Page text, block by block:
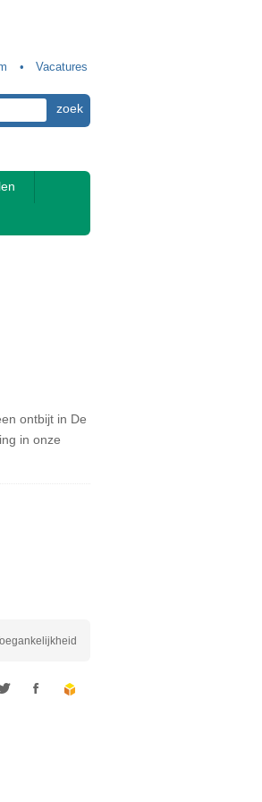
Vacatures
ontbijt in De
in onze